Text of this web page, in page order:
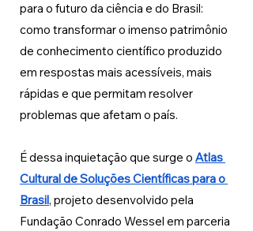
para o futuro da ciência e do Brasil:
como transformar o imenso patrimônio
de conhecimento científico produzido
em respostas mais acessíveis, mais
rápidas e que permitam resolver
problemas que afetam o país.
É dessa inquietação que surge o Atlas
Cultural de Soluções Científicas para o
Brasil, projeto desenvolvido pela
Fundação Conrado Wessel em parceria